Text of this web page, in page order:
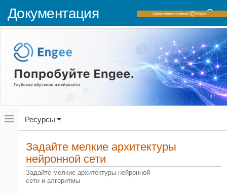
Документация
Переключатель
навигационного
меню
переключатель
навигационного
Deep Learning Toolbox
Приближение функций, кластеризация и
управление
Приближение функций и кластеризация
Ресурсы
Задайте мелкие архитектуры
нейронной сети
Задайте мелкие архитектуры нейронной
сети и алгоритмы